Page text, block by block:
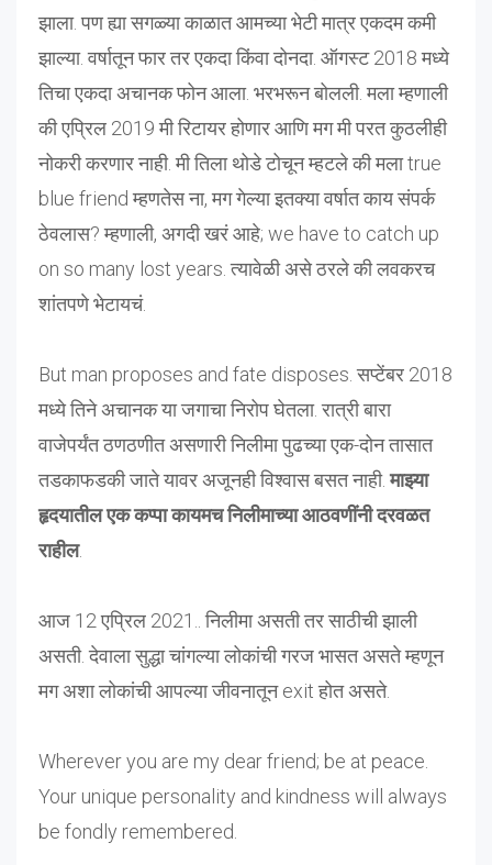
झाला. पण ह्या सगळ्या काळात आमच्या भेटी मात्र एकदम कमी
झाल्या. वर्षातून फार तर एकदा किंवा दोनदा. ऑगस्ट 2018 मध्ये
तिचा एकदा अचानक फोन आला. भरभरून बोलली. मला म्हणाली
की एप्रिल 2019 मी रिटायर होणार आणि मग मी परत कुठलीही
नोकरी करणार नाही. मी तिला थोडे टोचून म्हटले की मला true
blue friend म्हणतेस ना, मग गेल्या इतक्या वर्षात काय संपर्क
ठेवलास? म्हणाली, अगदी खरं आहे; we have to catch up
on so many lost years. त्यावेळी असे ठरले की लवकरच
शांतपणे भेटायचं.
But man proposes and fate disposes. सप्टेंबर 2018
मध्ये तिने अचानक या जगाचा निरोप घेतला. रात्री बारा
वाजेपर्यंत ठणठणीत असणारी निलीमा पुढच्या एक-दोन तासात
तडकाफडकी जाते यावर अजूनही विश्वास बसत नाही.माझ्या
हृदयातील एक कप्पा कायमच निलीमाच्या आठवणींनी दरवळत
राहील.
आज 12 एप्रिल 2021.. निलीमा असती तर साठीची झाली
असती. देवाला सुद्धा चांगल्या लोकांची गरज भासत असते म्हणून
मग अशा लोकांची आपल्या जीवनातून exit होत असते.
Wherever you are my dear friend; be at peace.
Your unique personality and kindness will always
be fondly remembered.